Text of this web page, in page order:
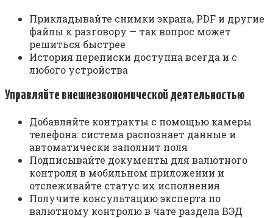
Прикладывайте снимки экрана, PDF и другие
файлы к разговору — так вопрос может
решиться быстрее
История переписки доступна всегда и с
любого устройства
Управляйте внешнеэкономической деятельностью
Добавляйте контракты с помощью камеры
телефона: система распознает данные и
автоматически заполнит поля
Подписывайте документы для валютного
контроля в мобильном приложении и
отслеживайте статус их исполнения
Получите консультацию эксперта по
валютному контролю в чате раздела ВЭД​​​​​​​